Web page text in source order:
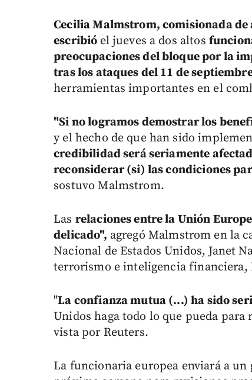
Cecilia Malmstrom, comisionada
escribió el jueves a dos altos
preocupaciones del bloque por la
tras los ataques del 11 de
herramientas importantes en el
"Si no logramos demostrar los
y el hecho de que han sido
credibilidad será seriamente
reconsiderar (si) las condiciones
sostuvo Malmstrom.
Las relaciones entre la Unión
delicado", agregó Malmstrom en la
Nacional de Estados Unidos, Janet
terrorismo e inteligencia financiera,
"La confianza mutua (...) ha sido
Unidos haga todo lo que pueda
vista por Reuters.
La funcionaria europea enviará a